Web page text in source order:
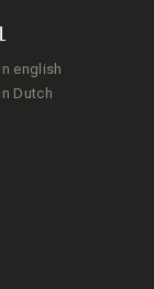
english
Dutch